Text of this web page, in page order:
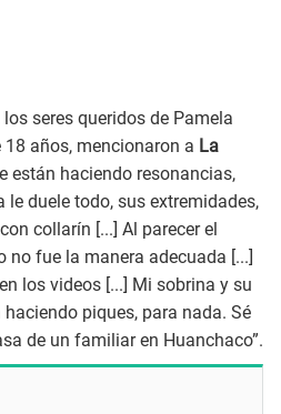
seres queridos de Pamela
años, mencionaron a La
están haciendo resonancias,
duele todo, sus extremidades,
collarín [...] Al parecer el
no fue la manera adecuada [...]
los videos [...] Mi sobrina y su
piques, para nada. Sé
de un familiar en Huanchaco”.